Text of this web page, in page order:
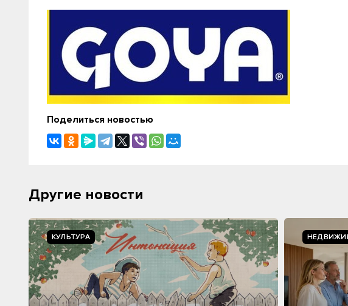
Поделиться новостью
Другие новости
КУЛЬТУРА